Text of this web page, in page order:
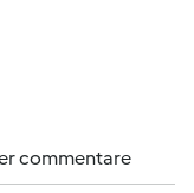
commentare